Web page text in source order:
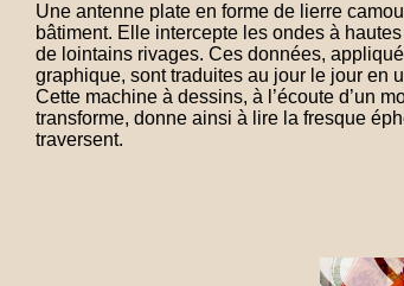
Une antenne plate en forme de lierre
bâtiment. Elle intercepte les ondes à
de lointains rivages. Ces données,
graphique, sont traduites au jour le jour en
Cette machine à dessins, à l’écoute d’un
transforme, donne ainsi à lire la fresque
traversent.